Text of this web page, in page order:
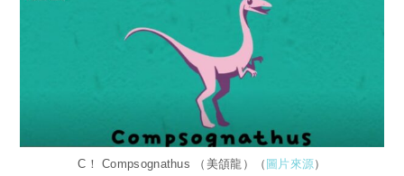
C！ Compsognathus （美頜龍）（ 圖片來源）